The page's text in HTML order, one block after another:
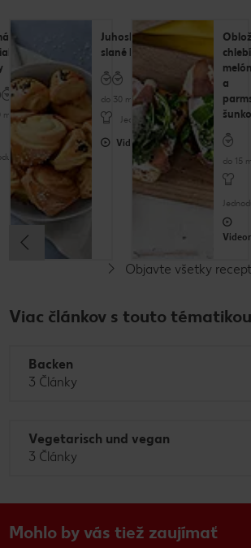
minút
Juhoslovanské
slané koláče
do 30 minút
Jednoduché
Videorecept
a
do 15
Objavte všetky
Viac článkov s touto tématikou
Backen
3 Články
Vegetarisch und vegan
3 Články
Mohlo by vás tiež zaujímať